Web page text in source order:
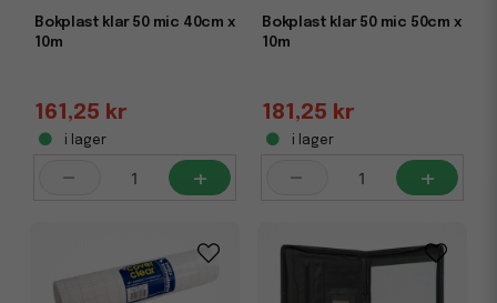
Bokplast klar 50 mic 40cm x
10m
161,25 kr
i lager
- +
Bokplast klar 50 mic 50cm x
10m
181,25 kr
i lager
- +